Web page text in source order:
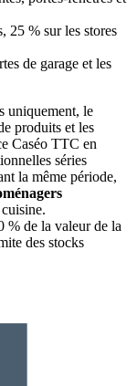
25 % sur les stores
de garage et les
uniquement, le
produits et les
Caséo TTC en
séries
la même période,
% de la valeur de la
des stocks